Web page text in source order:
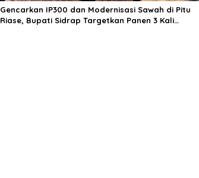
Gencarkan IP300 dan Modernisasi Sawah di Pitu
Riase, Bupati Sidrap Targetkan Panen 3 Kali